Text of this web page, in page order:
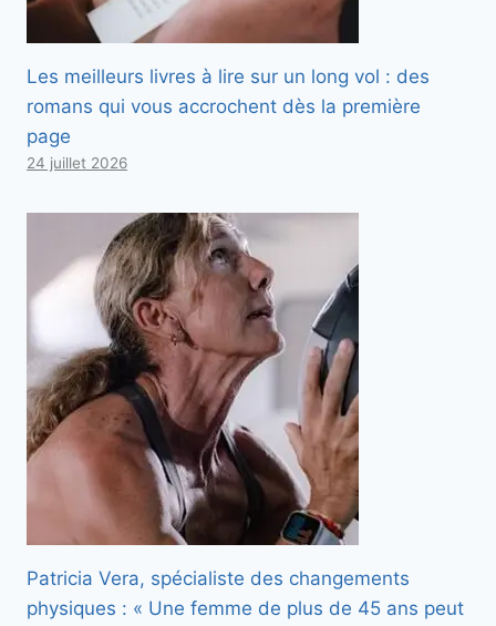
Les meilleurs livres à lire sur un long vol : des
romans qui vous accrochent dès la première
page
24 juillet 2026
Patricia Vera, spécialiste des changements
physiques : « Une femme de plus de 45 ans peut